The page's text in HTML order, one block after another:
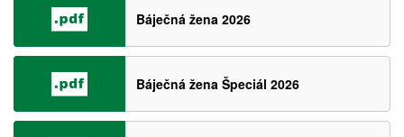
Báječná žena 2026
Báječná žena Špeciál 2026